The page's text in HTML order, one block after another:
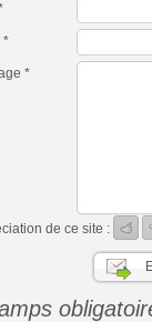
*
*
de ce site :